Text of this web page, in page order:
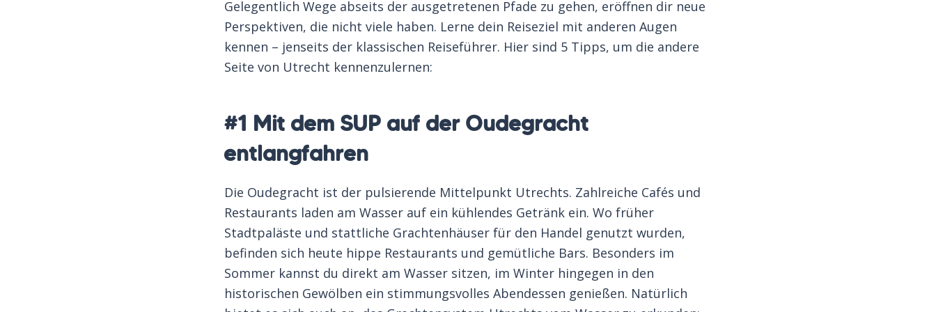
Gelegentlich Wege abseits der ausgetretenen Pfade zu gehen, eröffnen dir neue
Perspektiven, die nicht viele haben. Lerne dein Reiseziel mit anderen Augen
kennen – jenseits der klassischen Reiseführer. Hier sind 5 Tipps, um die andere
Seite von Utrecht kennenzulernen:
#1 Mit dem SUP auf der Oudegracht
entlangfahren
Die Oudegracht ist der pulsierende Mittelpunkt Utrechts. Zahlreiche Cafés und
Restaurants laden am Wasser auf ein kühlendes Getränk ein. Wo früher
Stadtpaläste und stattliche Grachtenhäuser für den Handel genutzt wurden,
befinden sich heute hippe Restaurants und gemütliche Bars. Besonders im
Sommer kannst du direkt am Wasser sitzen, im Winter hingegen in den
historischen Gewölben ein stimmungsvolles Abendessen genießen. Natürlich